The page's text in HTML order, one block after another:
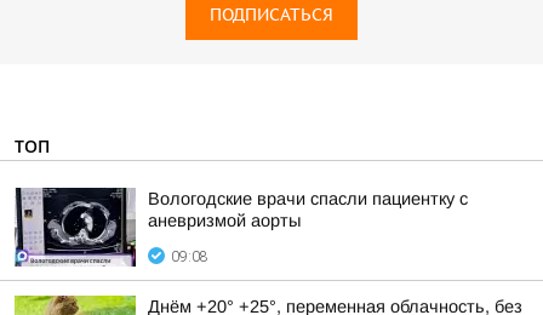
ПОДПИСАТЬСЯ
ТОП
Вологодские врачи спасли пациентку с
аневризмой аорты
09:08
Днём +20° +25°, переменная облачность, без